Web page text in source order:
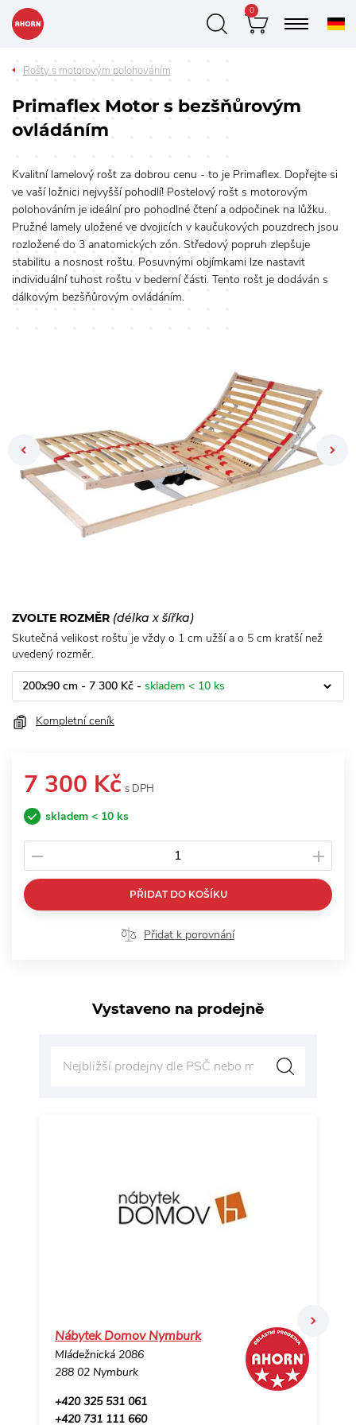
0
Rošty s motorovým polohováním
Primaflex Motor s bezšňůrovým
ovládáním
Kvalitní lamelový rošt za dobrou cenu - to je Primaflex. Dopřejte si
ve vaší ložnici nejvyšší pohodlí! Postelový rošt s motorovým
polohováním je ideální pro pohodlné čtení a odpočinek na lůžku.
Pružné lamely uložené ve dvojicích v kaučukových pouzdrech jsou
rozložené do 3 anatomických zón. Středový popruh zlepšuje
stabilitu a nosnost roštu. Posuvnými objímkami lze nastavit
individuální tuhost roštu v bederní části. Tento rošt je dodáván s
dálkovým bezšňůrovým ovládáním.
Previous
ZVOLTE ROZMĚR (délka x šířka)
Skutečná velikost roštu je vždy o 1 cm užší a o 5 cm kratší než
uvedený rozměr.
200x90 cm - 7 300 Kč - skladem < 10 ks
Kompletní ceník
7 300 Kč s DPH
skladem < 10 ks
PŘIDAT DO KOŠÍKU
Přidat k porovnání
Vystaveno na prodejně
Nábytek Domov Nymburk
Mládežnická 2086
288 02 Nymburk
+420 325 531 061
+420 731 111 660